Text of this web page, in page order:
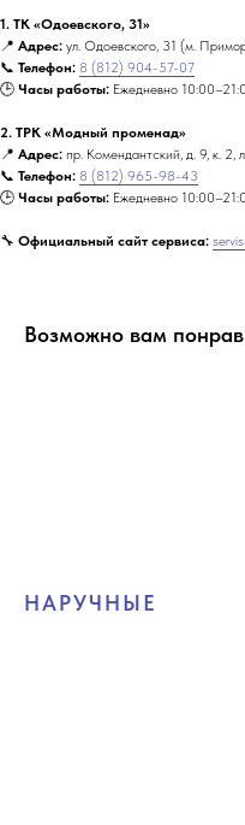
1. ТК «Одоевского, 31»
📍 Адрес: ул. Одоевского, 31 (м.
📞 Телефон: 8 (812) 904-57-07
🕒 Часы работы: Ежедневно
2. ТРК «Модный променад»
📍 Адрес: пр. Комендантский, д. 9, к. 2,
📞 Телефон: 8 (812) 965-98-43
🕒 Часы работы: Ежедневно
🔧 Официальный сайт сервиса:
Возможно вам
НАРУЧНЫЕ